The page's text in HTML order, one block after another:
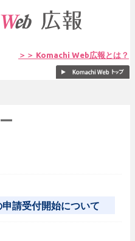
＞＞ Komachi Web広報とは？
申請受付開始について